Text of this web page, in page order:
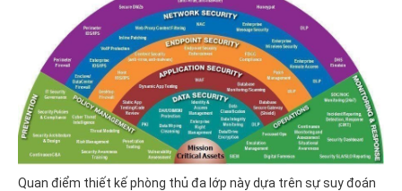
Quan điểm thiết kế phòng thủ đa lớp này dựa trên sự suy đoán